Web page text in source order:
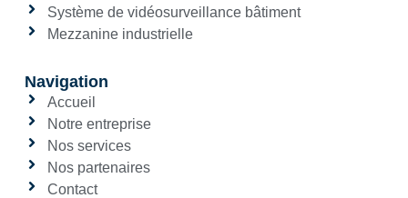
Système de vidéosurveillance bâtiment
Mezzanine industrielle
Navigation
Accueil
Notre entreprise
Nos services
Nos partenaires
Contact